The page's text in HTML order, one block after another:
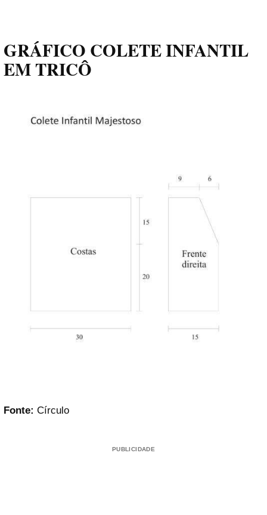
GRÁFICO COLETE INFANTIL
EM TRICÔ
Fonte: Círculo
PUBLICIDADE